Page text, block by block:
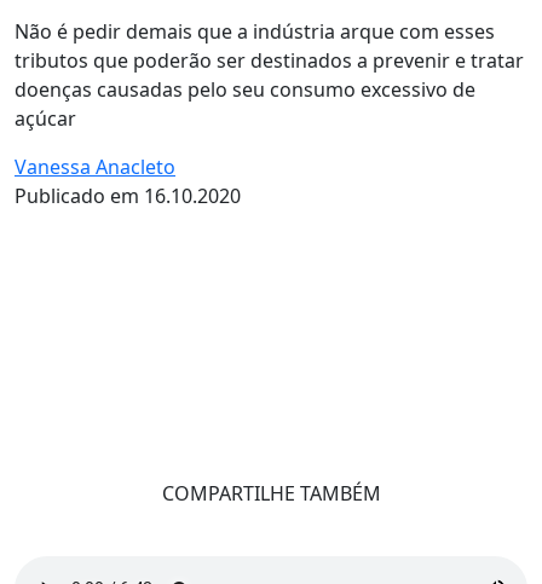
Não é pedir demais que a indústria arque com esses
tributos que poderão ser destinados a prevenir e tratar
doenças causadas pelo seu consumo excessivo de
açúcar
Vanessa Anacleto
Publicado em 16.10.2020
COMPARTILHE TAMBÉM